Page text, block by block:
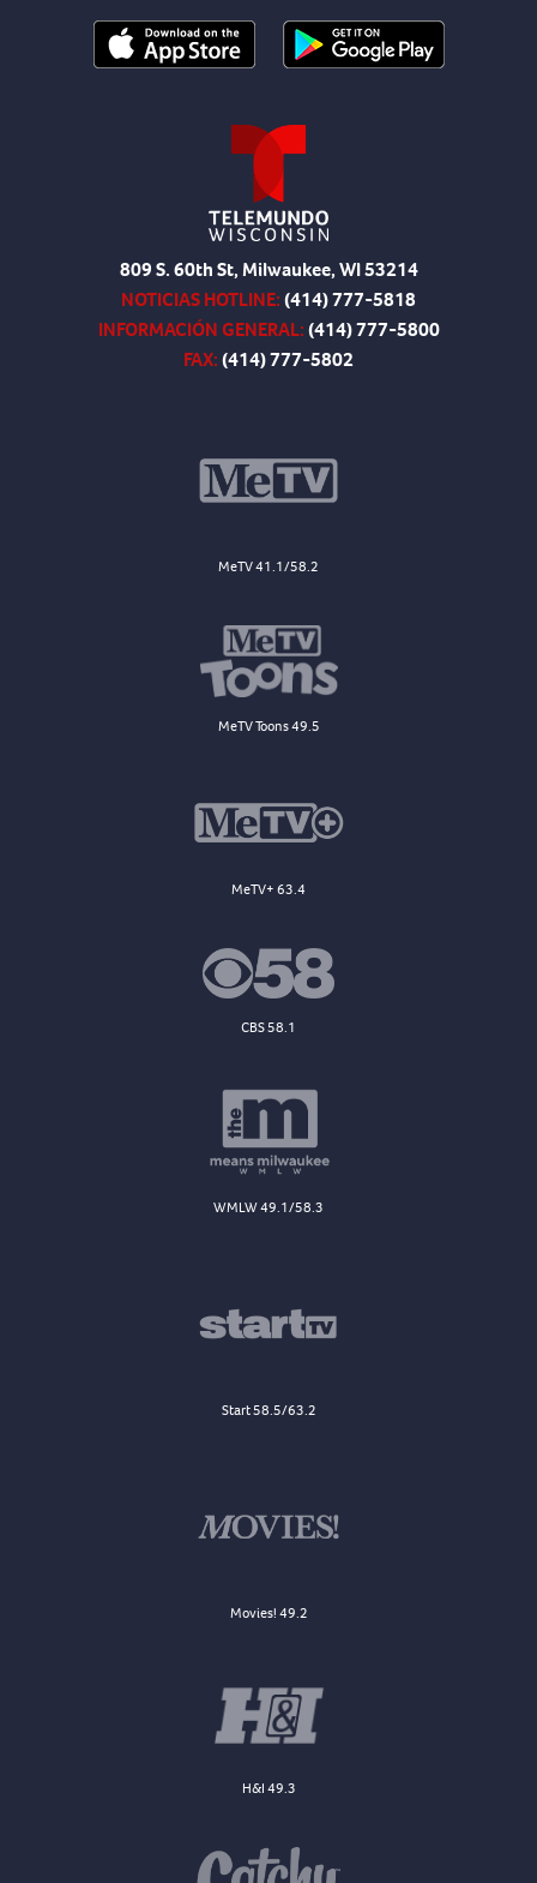
809 S. 60th St, Milwaukee, WI 53214
NOTICIAS HOTLINE:(414) 777-5818
INFORMACIÓN GENERAL:(414) 777-5800
FAX:(414) 777-5802
MeTV 41.1/58.2
MeTV Toons 49.5
MeTV+ 63.4
CBS 58.1
WMLW 49.1/58.3
Start 58.5/63.2
Movies! 49.2
H&I 49.3